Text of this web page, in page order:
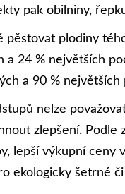
pak obilniny,
plodiny
24 % největších
a 90 % největších
nelze
zlepšení. Podle
lepší výkupní ceny
ekologicky šetrné